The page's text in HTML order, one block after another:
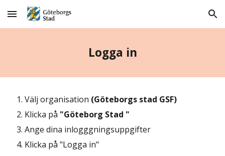
Skip to main content Skip to navigation
Logga in
Välj organisation (Göteborgs stad GSF)
Klicka på "Göteborg Stad "
Ange dina inlogggningsuppgifter
Klicka på "Logga in"